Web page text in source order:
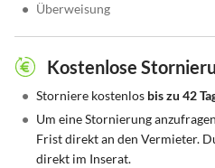
• Überweisung
Kostenlose
• Storniere kostenlos bis zu 42
• Um eine Stornierung
Frist direkt an den Vermieter.
direkt im Inserat.